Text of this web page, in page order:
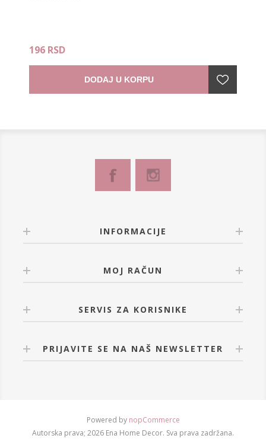
196 RSD
DODAJ U KORPU
INFORMACIJE
MOJ RAČUN
SERVIS ZA KORISNIKE
PRIJAVITE SE NA NAŠ NEWSLETTER
Powered by nopCommerce
Autorska prava; 2026 Ena Home Decor. Sva prava zadržana.